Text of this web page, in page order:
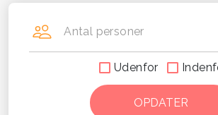
Antal personer
Udenfor